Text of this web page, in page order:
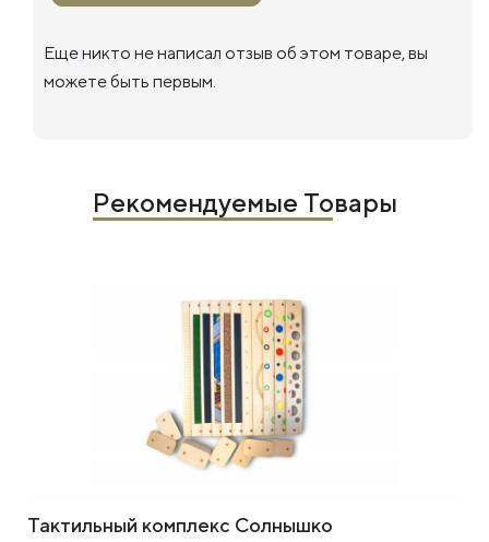
Еще никто не написал отзыв об этом товаре, вы
можете быть первым.
Рекомендуемые Товары
Тактильный комплекс Солнышко